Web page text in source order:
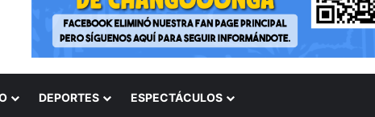
DEPORTES ESPECTÁCULOS